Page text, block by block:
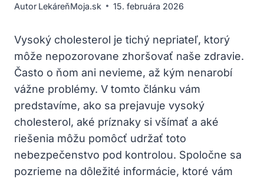
Autor LekáreňMoja.sk 15. februára 2026
Vysoký cholesterol je tichý​ nepriateľ, ktorý
môže nepozorovane zhoršovať naše zdravie.
Často o ňom ani nevieme, až kým‌ nenarobí
vážne problémy. ⁢V tomto článku vám
predstavíme, ako sa prejavuje vysoký
cholesterol, aké príznaky‌ si všímať a aké
riešenia môžu⁣ pomôcť udržať toto
nebezpečenstvo pod kontrolou. Spoločne sa
pozrieme na dôležité informácie, ‍ktoré vám